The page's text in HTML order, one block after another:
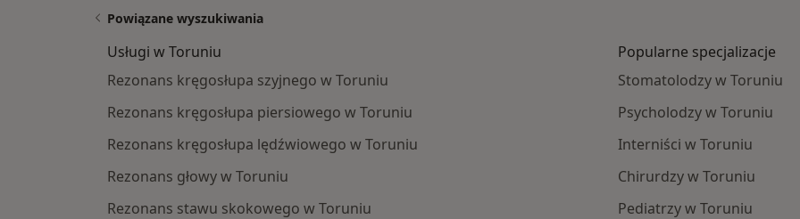
Powiązane wyszukiwania
Usługi w Toruniu
Rezonans kręgosłupa szyjnego w Toruniu
Rezonans kręgosłupa piersiowego w Toruniu
Rezonans kręgosłupa lędźwiowego w Toruniu
Rezonans głowy w Toruniu
Rezonans stawu skokowego w Toruniu
Popularne specjalizacje
Stomatolodzy w Toruniu
Psycholodzy w Toruniu
Interniści w Toruniu
Chirurdzy w Toruniu
Pediatrzy w Toruniu